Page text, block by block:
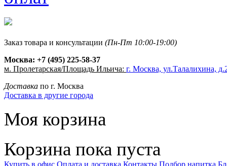
Заказ товара и консультации (Пн-Пт 10:00-19:00)
Москва: +7 (495) 225-58-37
м. Пролетарская/Площадь Ильича: г. Москва, ул.Талалихина,
Доставка по г. Москва
Доставка в другие города
Моя корзина
Корзина пока пуста
Купить в офис Оплата и доставка Контакты Подбор напитка